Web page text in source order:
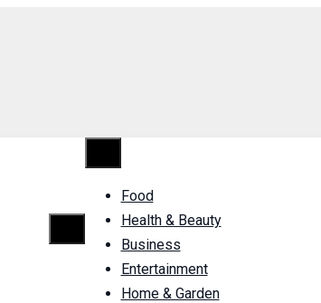
Food
Health & Beauty
Business
Entertainment
Home & Garden